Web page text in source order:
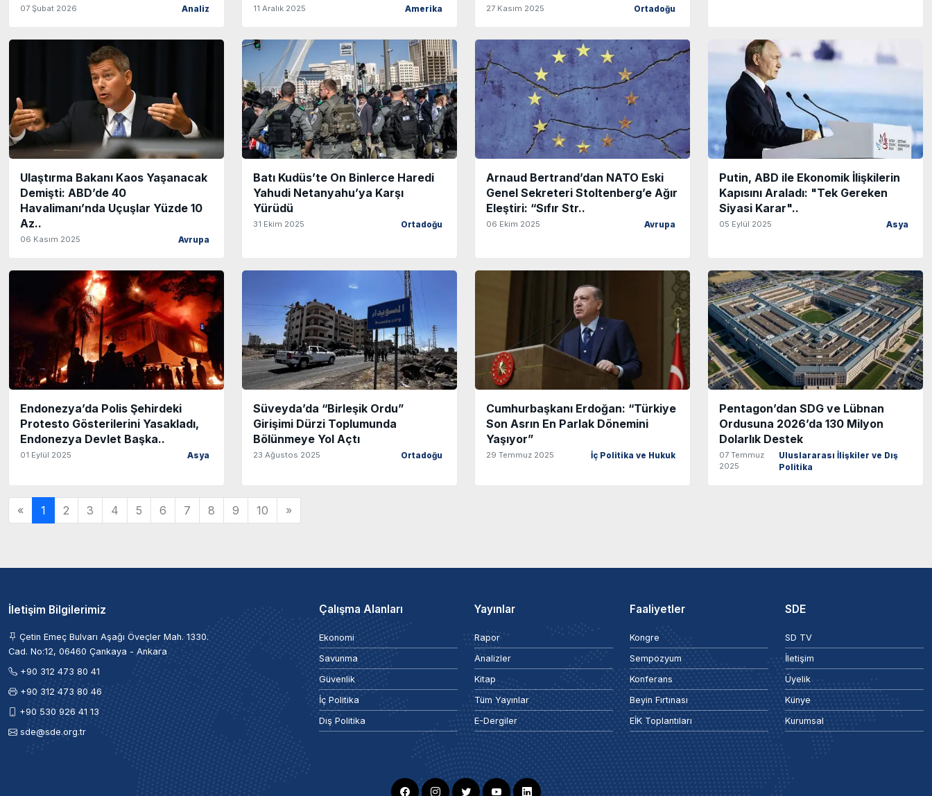
07 Şubat 2026 Analiz 11 Aralık 2025 Amerika 27 Kasım 2025 Ortadoğu
Ulaştırma Bakanı Kaos Yaşanacak
Demişti: ABD’de 40
Havalimanı’nda Uçuşlar Yüzde 10
Az..
06 Kasım 2025 Avrupa
Batı Kudüs’te On Binlerce Haredi
Yahudi Netanyahu’ya Karşı
Yürüdü
31 Ekim 2025 Ortadoğu
Arnaud Bertrand’dan NATO Eski
Genel Sekreteri Stoltenberg’e Ağır
Eleştiri: “Sıfır Str..
06 Ekim 2025 Avrupa
Putin, ABD ile Ekonomik İlişkilerin
Kapısını Araladı: "Tek Gereken
Siyasi Karar"..
05 Eylül 2025 Asya
Endonezya’da Polis Şehirdeki
Protesto Gösterilerini Yasakladı,
Endonezya Devlet Başka..
01 Eylül 2025 Asya
Süveyda’da “Birleşik Ordu”
Girişimi Dürzi Toplumunda
Bölünmeye Yol Açtı
23 Ağustos 2025 Ortadoğu
Cumhurbaşkanı Erdoğan: “Türkiye
Son Asrın En Parlak Dönemini
Yaşıyor”
29 Temmuz 2025 İç Politika ve Hukuk
Pentagon’dan SDG ve Lübnan
Ordusuna 2026’da 130 Milyon
Dolarlık Destek
07 Temmuz
2025
Uluslararası İlişkiler ve Dış
Politika
« 1 2 3 4 5 6 7 8 9 10 »
İletişim Bilgilerimiz
Çetin Emeç Bulvarı Aşağı Öveçler Mah. 1330.
Cad. No:12, 06460 Çankaya - Ankara
+90 312 473 80 41
+90 312 473 80 46
+90 530 926 41 13
sde@sde.org.tr
Çalışma Alanları
Ekonomi
Savunma
Güvenlik
İç Politika
Dış Politika
Yayınlar
Rapor
Analizler
Kitap
Tüm Yayınlar
E-Dergiler
Faaliyetler
Kongre
Sempozyum
Konferans
Beyin Fırtınası
EİK Toplantıları
SDE
SD TV
İletişim
Üyelik
Künye
Kurumsal